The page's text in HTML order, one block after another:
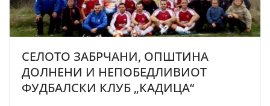
СЕЛОТО ЗАБРЧАНИ, ОПШТИНА
ДОЛНЕНИ И НЕПОБЕДЛИВИОТ
ФУДБАЛСКИ КЛУБ „КАДИЦА“